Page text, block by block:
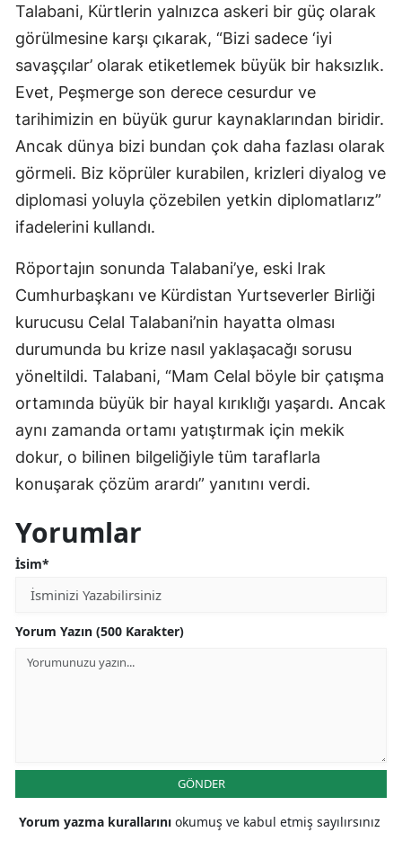
Talabani, Kürtlerin yalnızca askeri bir güç olarak
görülmesine karşı çıkarak, “Bizi sadece ‘iyi
savaşçılar’ olarak etiketlemek büyük bir haksızlık.
Evet, Peşmerge son derece cesurdur ve
tarihimizin en büyük gurur kaynaklarından biridir.
Ancak dünya bizi bundan çok daha fazlası olarak
görmeli. Biz köprüler kurabilen, krizleri diyalog ve
diplomasi yoluyla çözebilen yetkin diplomatlarız”
ifadelerini kullandı.
Röportajın sonunda Talabani’ye, eski Irak
Cumhurbaşkanı ve Kürdistan Yurtseverler Birliği
kurucusu Celal Talabani’nin hayatta olması
durumunda bu krize nasıl yaklaşacağı sorusu
yöneltildi. Talabani, “Mam Celal böyle bir çatışma
ortamında büyük bir hayal kırıklığı yaşardı. Ancak
aynı zamanda ortamı yatıştırmak için mekik
dokur, o bilinen bilgeliğiyle tüm taraflarla
konuşarak çözüm arardı” yanıtını verdi.
Yorumlar
İsim*
Yorum Yazın (500 Karakter)
GÖNDER
Yorum yazma kurallarını okumuş ve kabul etmiş sayılırsınız